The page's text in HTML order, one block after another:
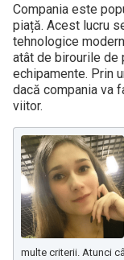
Compania este
piață. Acest lucru
tehnologice
atât de birourile de
echipamente. Prin
dacă compania va
viitor.
multe criterii. Atunci